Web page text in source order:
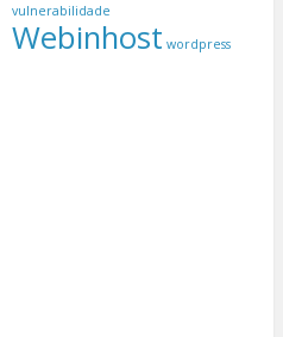
vulnerabilidade
Webinhost wordpress